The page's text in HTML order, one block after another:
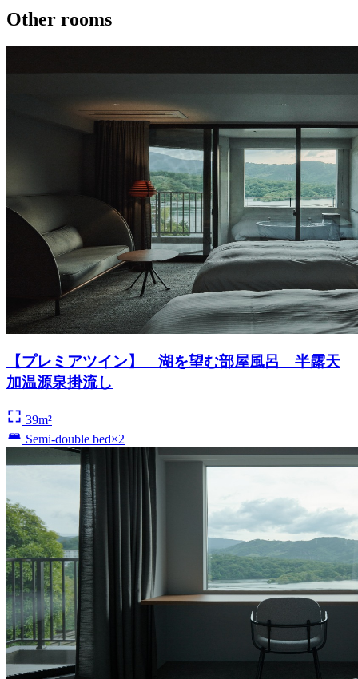
Other rooms
【プレミアツイン】 湖を望む部屋風呂 半露天
加温源泉掛流し
39m²
Semi-double bed×2